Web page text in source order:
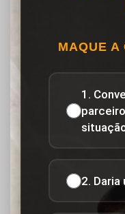
MAQUE A
1.
2. Daria